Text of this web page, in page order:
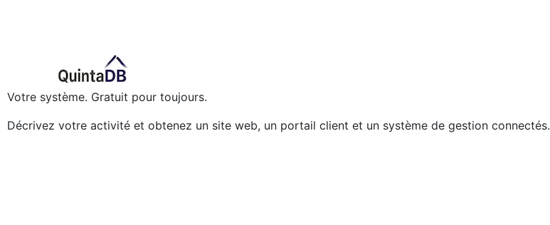
Votre système. Gratuit pour toujours.
Décrivez votre activité et obtenez un site web, un portail client et un système de gestion connectés.